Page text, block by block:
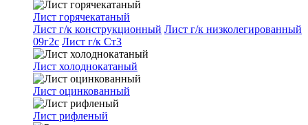
Лист горячекатаный
Лист г/к конструкционный Лист г/к низколегированный
09г2с Лист г/к Ст3
Лист холоднокатаный
Лист оцинкованный
Лист рифленый